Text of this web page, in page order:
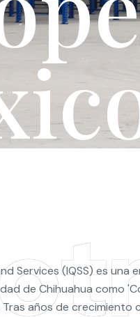
ic
Services (IQSS) es una
de Chihuahua como
Tras años de crecimiento